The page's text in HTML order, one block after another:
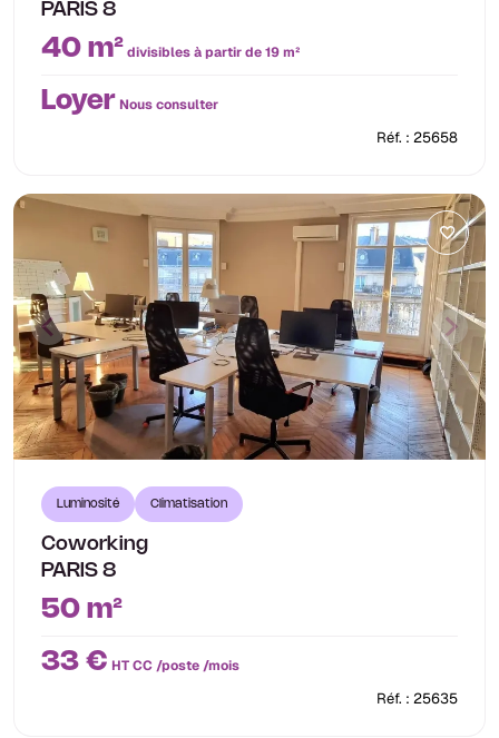
PARIS 8
40 m²divisibles à partir de 19 m²
Loyer Nous consulter
Réf. : 25658
Luminosité Climatisation
Coworking
PARIS 8
50 m²
33 € HT CC /poste /mois
Réf. : 25635